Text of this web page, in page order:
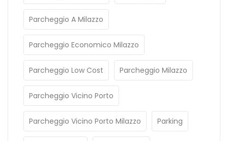
Parcheggio A Milazzo
Parcheggio Economico Milazzo
Parcheggio Low Cost Parcheggio Milazzo
Parcheggio Vicino Porto
Parcheggio Vicino Porto Milazzo Parking